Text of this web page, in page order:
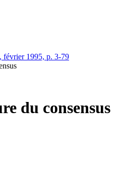
février 1995, p. 3-79
du consensus